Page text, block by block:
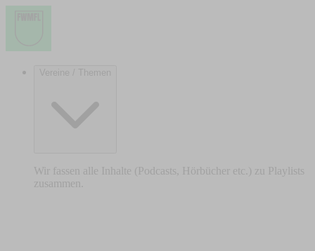
Vereine / Themen
Wir fassen alle Inhalte (Podcasts, Hörbücher etc.) zu Playlists
zusammen.